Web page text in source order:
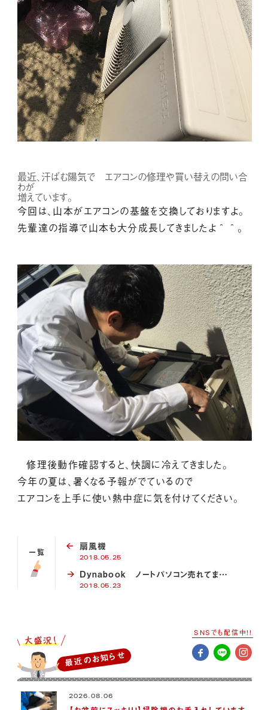
最近、汗ばむ陽気で エアコンの修理や買い替えの問い合
わが
増えています。
今回は、山本がエアコンの基盤を交換しておりますよ。
先輩達の指導で山本も大分成長してきましたよ＾＾。
修理後動作確認すると、快調に冷えてきました。
今年の夏は、暑くなる予報がでているので
エアコンを上手に使い熱中症に気を付けてください。
一覧 扇風機
2018.05.25
Dynabook ノートパソコン売れてま…
2018.05.23
最近のお知らせ
2026.08.06
SNSでも配信中!!